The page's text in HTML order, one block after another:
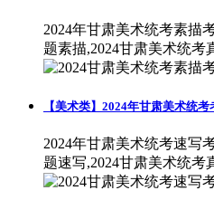
2024年甘肃美术统考素描
题素描,2024甘肃美术统考
【美术类】2024年甘肃美术统
2024年甘肃美术统考速写
题速写,2024甘肃美术统考